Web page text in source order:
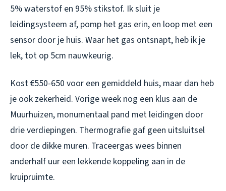
5% waterstof en 95% stikstof. Ik sluit je
leidingsysteem af, pomp het gas erin, en loop met een
sensor door je huis. Waar het gas ontsnapt, heb ik je
lek, tot op 5cm nauwkeurig.
Kost €550-650 voor een gemiddeld huis, maar dan heb
je ook zekerheid. Vorige week nog een klus aan de
Muurhuizen, monumentaal pand met leidingen door
drie verdiepingen. Thermografie gaf geen uitsluitsel
door de dikke muren. Traceergas wees binnen
anderhalf uur een lekkende koppeling aan in de
kruipruimte.